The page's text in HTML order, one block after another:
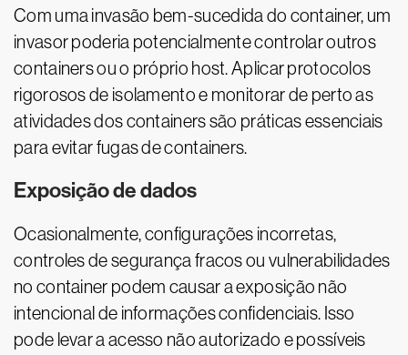
Com uma invasão bem-sucedida do container, um
invasor poderia potencialmente controlar outros
containers ou o próprio host. Aplicar protocolos
rigorosos de isolamento e monitorar de perto as
atividades dos containers são práticas essenciais
para evitar fugas de containers.
Exposição de dados
Ocasionalmente, configurações incorretas,
controles de segurança fracos ou vulnerabilidades
no container podem causar a exposição não
intencional de informações confidenciais. Isso
pode levar a acesso não autorizado e possíveis